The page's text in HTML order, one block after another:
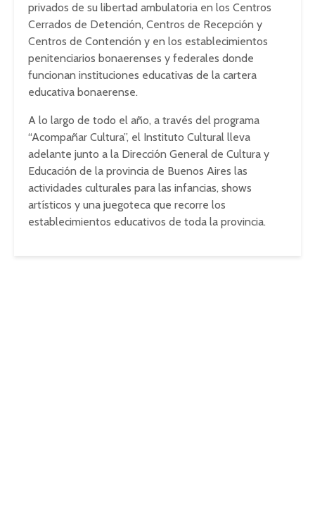
privados de su libertad ambulatoria en los Centros
Cerrados de Detención, Centros de Recepción y
Centros de Contención y en los establecimientos
penitenciarios bonaerenses y federales donde
funcionan instituciones educativas de la cartera
educativa bonaerense.
A lo largo de todo el año, a través del programa
“Acompañar Cultura”, el Instituto Cultural lleva
adelante junto a la Dirección General de Cultura y
Educación de la provincia de Buenos Aires las
actividades culturales para las infancias, shows
artísticos y una juegoteca que recorre los
establecimientos educativos de toda la provincia.